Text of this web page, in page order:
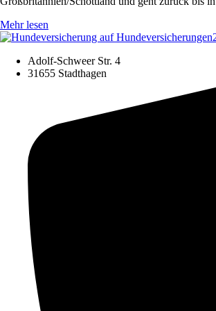
Mehr lesen
Adolf-Schweer Str. 4
31655 Stadthagen